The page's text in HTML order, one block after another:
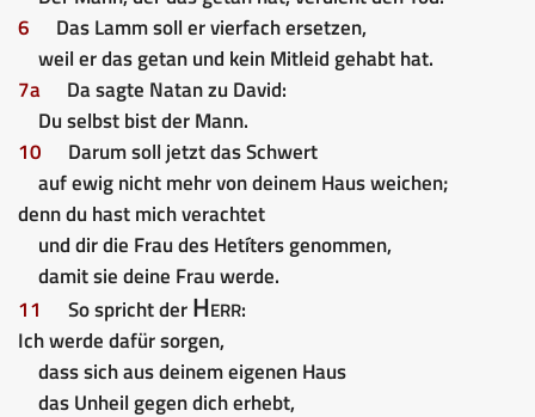
6
Das Lamm soll er vierfach ersetzen,
weil er das getan und kein Mitleid gehabt hat.
7a
Da sagte Natan zu David:
Du selbst bist der Mann.
10
Darum soll jetzt das Schwert
auf ewig nicht mehr von deinem Haus weichen;
denn du hast mich verachtet
und dir die Frau des Hetíters genommen,
damit sie deine Frau werde.
11
So spricht derHerr:
Ich werde dafür sorgen,
dass sich aus deinem eigenen Haus
das Unheil gegen dich erhebt,